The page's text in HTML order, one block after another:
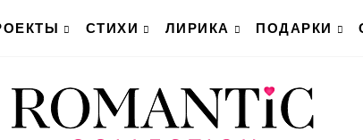
СТИХИ ЛИРИКА ПОДАРКИ